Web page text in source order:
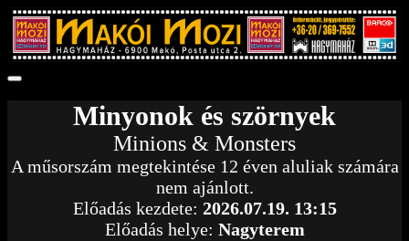
Minyonok és szörnyek
Minions & Monsters
A műsorszám megtekintése 12 éven aluliak számára
nem ajánlott.
Előadás kezdete: 2026.07.19. 13:15
Előadás helye: Nagyterem